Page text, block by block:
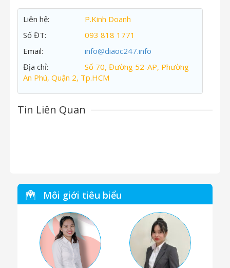
Liên hệ:
P.Kinh Doanh
Số ĐT:
093 818 1771
Email:
info@diaoc247.info
Địa chỉ:
Số 70, Đường 52-AP, Phường
An Phú, Quận 2, Tp.HCM
Tin Liên Quan
Môi giới tiêu biểu